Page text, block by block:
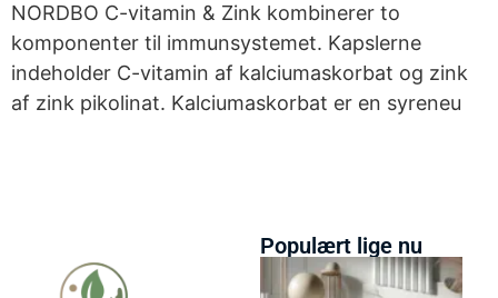
NORDBO C-vitamin & Zink kombinerer to
komponenter til immunsystemet. Kapslerne
indeholder C-vitamin af kalciumaskorbat og zink
af zink pikolinat. Kalciumaskorbat er en syreneu
Populært lige nu